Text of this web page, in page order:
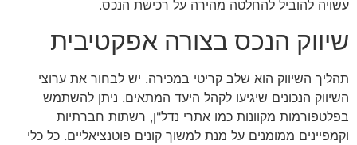
עשויה להוביל להחלטה מהירה על רכישת הנכס.
שיווק הנכס בצורה אפקטיבית
תהליך השיווק הוא שלב קריטי במכירה. יש לבחור את ערוצי
השיווק הנכונים שיגיעו לקהל היעד המתאים. ניתן להשתמש
בפלטפורמות מקוונות כמו אתרי נדל"ן, רשתות חברתיות
וקמפיינים ממומנים על מנת למשוך קונים פוטנציאליים. כל כלי